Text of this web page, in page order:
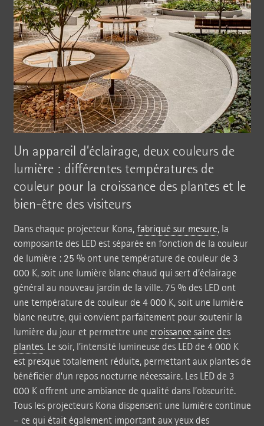
Un appareil d’éclairage, deux couleurs de
lumière : différentes températures de
couleur pour la croissance des plantes et le
bien-être des visiteurs
Dans chaque projecteur Kona,fabriqué sur mesure, la
composante des LED est séparée en fonction de la couleur
de lumière : 25 % ont une température de couleur de 3
000 K, soit une lumière blanc chaud qui sert d’éclairage
général au nouveau jardin de la ville. 75 % des LED ont
une température de couleur de 4 000 K, soit une lumière
blanc neutre, qui convient parfaitement pour soutenir la
lumière du jour et permettre une croissance saine des
plantes. Le soir, l’intensité lumineuse des LED de 4 000 K
est presque totalement réduite, permettant aux plantes de
bénéficier d’un repos nocturne nécessaire. Les LED de 3
000 K offrent une ambiance de qualité dans l’obscurité.
Tous les projecteurs Kona dispensent une lumière continue
– ce qui était également important aux yeux des